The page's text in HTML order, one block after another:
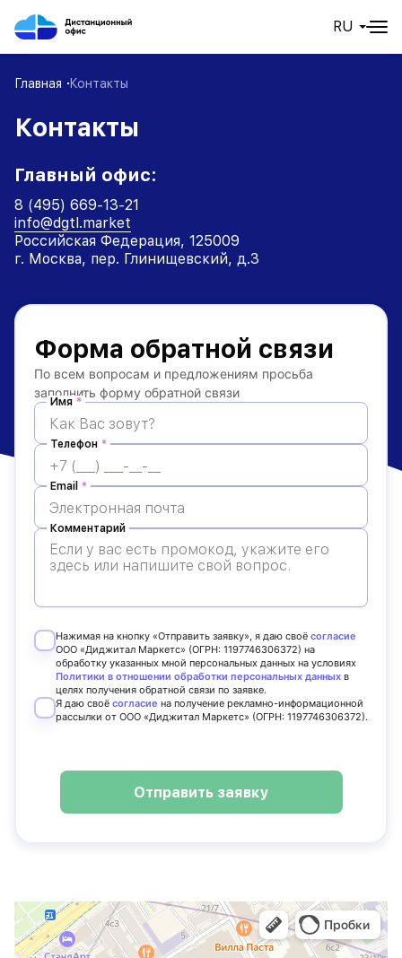
RU
Главная Контакты
Контакты
Главный офис:
8 (495) 669-13-21
info@dgtl.market
Российская Федерация, 125009
г. Москва, пер. Глинищевский, д.3
Форма обратной связи
По всем вопросам и предложениям просьба
заполнить форму обратной связи
Имя *
Телефон *
Email *
Комментарий
Нажимая на кнопку «Отправить заявку», я даю своё согласие
ООО «Диджитал Маркетс» (ОГРН: 1197746306372) на
обработку указанных мной персональных данных на условиях
Политики в отношении обработки персональных данных в
целях получения обратной связи по заявке.
Я даю своё согласие на получение рекламно-информационной
рассылки от ООО «Диджитал Маркетс» (ОГРН: 1197746306372).
Отправить заявку